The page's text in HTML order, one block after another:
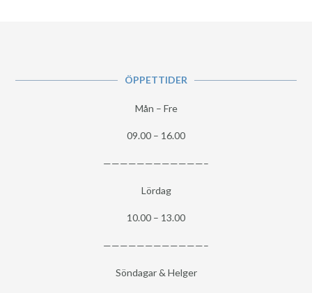
ÖPPETTIDER
Mån – Fre
09.00 – 16.00
————————————–
Lördag
10.00 – 13.00
————————————–
Söndagar & Helger